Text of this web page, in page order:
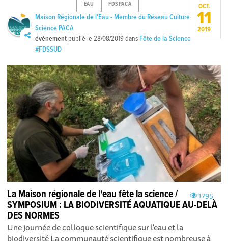
EAU FDSPACA
Maison Régionale de l'Eau - Membre du Réseau Culture
Science PACA
événement publié le28/08/2019dans Fête de la Science
#FDSSUD
OCT.
11
2019
1795
La Maison régionale de l'eau fête la science /
SYMPOSIUM : LA BIODIVERSITÉ AQUATIQUE AU-DELÀ
DES NORMES
Une journée de colloque scientifique sur l'eau et la